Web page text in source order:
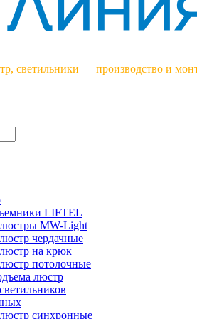
светильники — производство и
LIFTEL
MW-Light
чердачные
на крюк
потолочные
люстр
синхронные